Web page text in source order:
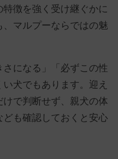
徴を強く受け継ぐかに
マルプーならではの魅
になる」「必ずこの性
犬でもあります。迎え
で判断せず、親犬の体
も確認しておくと安心